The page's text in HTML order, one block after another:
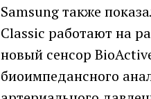
Samsung также
Classic работают на
новый сенсор
биоимпедансного